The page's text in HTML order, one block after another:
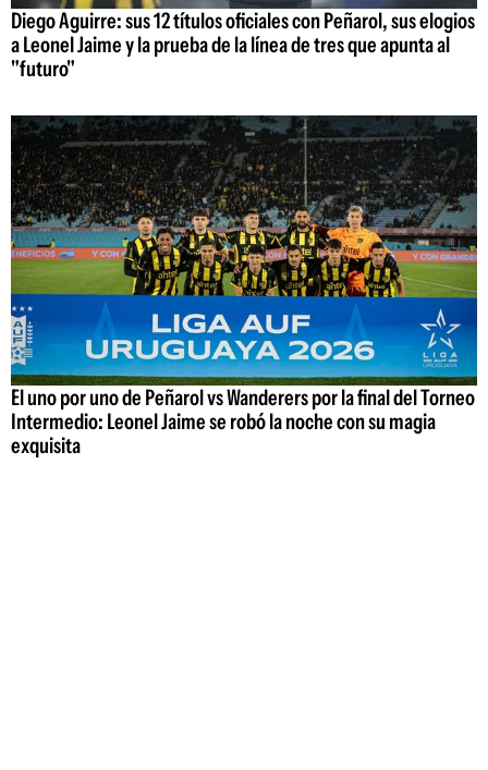
Diego Aguirre: sus 12 títulos oficiales con Peñarol, sus elogios
a Leonel Jaime y la prueba de la línea de tres que apunta al
"futuro"
El uno por uno de Peñarol vs Wanderers por la final del Torneo
Intermedio: Leonel Jaime se robó la noche con su magia
exquisita